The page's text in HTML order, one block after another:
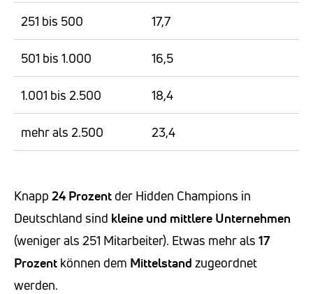
251 bis 500 17,7
501 bis 1.000 16,5
1.001 bis 2.500 18,4
mehr als 2.500 23,4
Knapp 24 Prozentder Hidden Champions in
Deutschland sind kleine und mittlere Unternehmen
(weniger als 251 Mitarbeiter). Etwas mehr als 17
Prozent können dem Mittelstand zugeordnet
werden.